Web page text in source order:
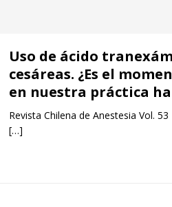
Uso de ácido
cesáreas. ¿Es el
en nuestra práctica
Revista Chilena de Anestesia Vol.
[…]